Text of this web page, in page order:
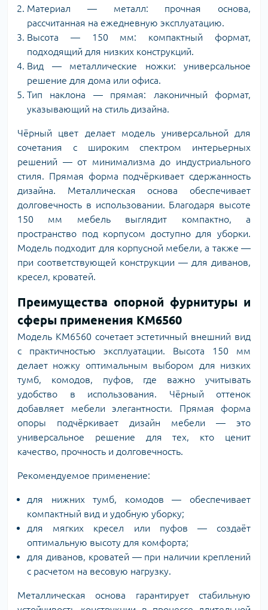
Материал — металл: прочная основа,
рассчитанная на ежедневную эксплуатацию.
Высота — 150 мм: компактный формат,
подходящий для низких конструкций.
Вид — металлические ножки: универсальное
решение для дома или офиса.
Тип наклона — прямая: лаконичный формат,
указывающий на стиль дизайна.
Чёрный цвет делает модель универсальной для
сочетания с широким спектром интерьерных
решений — от минимализма до индустриального
стиля. Прямая форма подчёркивает сдержанность
дизайна. Металлическая основа обеспечивает
долговечность в использовании. Благодаря высоте
150 мм мебель выглядит компактно, а
пространство под корпусом доступно для уборки.
Модель подходит для корпусной мебели, а также —
при соответствующей конструкции — для диванов,
кресел, кроватей.
Преимущества опорной фурнитуры и
сферы применения KM6560
Модель KM6560 сочетает эстетичный внешний вид
с практичностью эксплуатации. Высота 150 мм
делает ножку оптимальным выбором для низких
тумб, комодов, пуфов, где важно учитывать
удобство в использования. Чёрный оттенок
добавляет мебели элегантности. Прямая форма
опоры подчёркивает дизайн мебели — это
универсальное решение для тех, кто ценит
качество, прочность и долговечность.
Рекомендуемое применение:
для нижних тумб, комодов — обеспечивает
компактный вид и удобную уборку;
для мягких кресел или пуфов — создаёт
оптимальную высоту для комфорта;
для диванов, кроватей — при наличии креплений
с расчетом на весовую нагрузку.
Металлическая основа гарантирует стабильную